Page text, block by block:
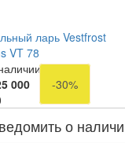
ларь Vestfrost
VT 78
000
-30%
о